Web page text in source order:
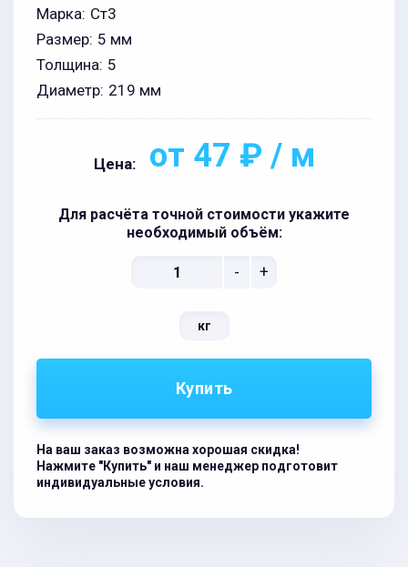
Марка: Ст3
Размер: 5 мм
Толщина: 5
Диаметр: 219 мм
Цена: от 47 ₽ / м
Для расчёта точной стоимости укажите
необходимый объём:
- +
кг
Купить
На ваш заказ возможна хорошая скидка!
Нажмите "Купить" и наш менеджер подготовит
индивидуальные условия.